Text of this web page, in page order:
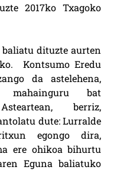
2017ko Txagoko
baliatu dituzte aurten
Kontsumo Eredu
da astelehena,
mahainguru bat
berriz,
dute: Lurralde
egongo dira,
ere ohikoa bihurtu
Eguna baliatuko